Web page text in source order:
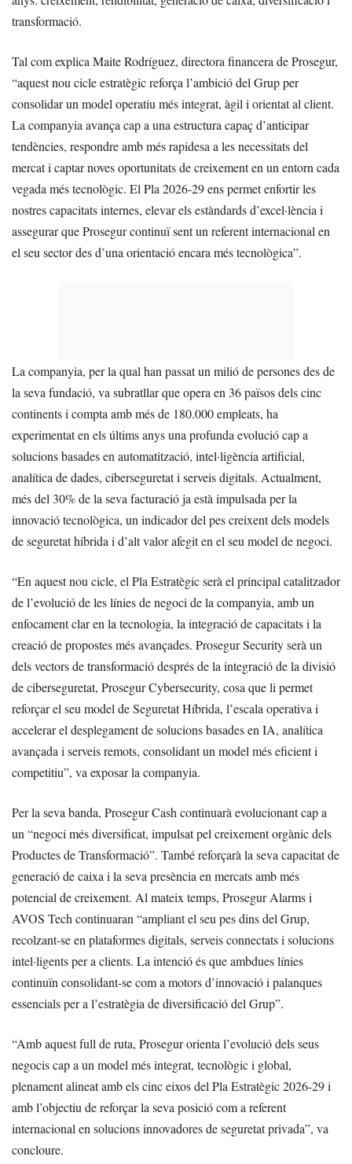
transformació.
Tal com explica Maite Rodríguez, directora financera de Prosegur,
“aquest nou cicle estratègic reforça l’ambició del Grup per
consolidar un model operatiu més integrat, àgil i orientat al client.
La companyia avança cap a una estructura capaç d’anticipar
tendències, respondre amb més rapidesa a les necessitats del
mercat i captar noves oportunitats de creixement en un entorn cada
vegada més tecnològic. El Pla 2026-29 ens permet enfortir les
nostres capacitats internes, elevar els estàndards d’excel·lència i
assegurar que Prosegur continuï sent un referent internacional en
el seu sector des d’una orientació encara més tecnològica”.
La companyia, per la qual han passat un milió de persones des de
la seva fundació, va subratllar que opera en 36 països dels cinc
continents i compta amb més de 180.000 empleats, ha
experimentat en els últims anys una profunda evolució cap a
solucions basades en automatització, intel·ligència artificial,
analítica de dades, ciberseguretat i serveis digitals. Actualment,
més del 30% de la seva facturació ja està impulsada per la
innovació tecnològica, un indicador del pes creixent dels models
de seguretat híbrida i d’alt valor afegit en el seu model de negoci.
“En aquest nou cicle, el Pla Estratègic serà el principal catalitzador
de l’evolució de les línies de negoci de la companyia, amb un
enfocament clar en la tecnologia, la integració de capacitats i la
creació de propostes més avançades. Prosegur Security serà un
dels vectors de transformació després de la integració de la divisió
de ciberseguretat, Prosegur Cybersecurity, cosa que li permet
reforçar el seu model de Seguretat Híbrida, l’escala operativa i
accelerar el desplegament de solucions basades en IA, analítica
avançada i serveis remots, consolidant un model més eficient i
competitiu”, va exposar la companyia.
Per la seva banda, Prosegur Cash continuarà evolucionant cap a
un “negoci més diversificat, impulsat pel creixement orgànic dels
Productes de Transformació”. També reforçarà la seva capacitat de
generació de caixa i la seva presència en mercats amb més
potencial de creixement. Al mateix temps, Prosegur Alarms i
AVOS Tech continuaran “ampliant el seu pes dins del Grup,
recolzant-se en plataformes digitals, serveis connectats i solucions
intel·ligents per a clients. La intenció és que ambdues línies
continuïn consolidant-se com a motors d’innovació i palanques
essencials per a l’estratègia de diversificació del Grup”.
“Amb aquest full de ruta, Prosegur orienta l’evolució dels seus
negocis cap a un model més integrat, tecnològic i global,
plenament alineat amb els cinc eixos del Pla Estratègic 2026-29 i
amb l’objectiu de reforçar la seva posició com a referent
internacional en solucions innovadores de seguretat privada”, va
concloure.